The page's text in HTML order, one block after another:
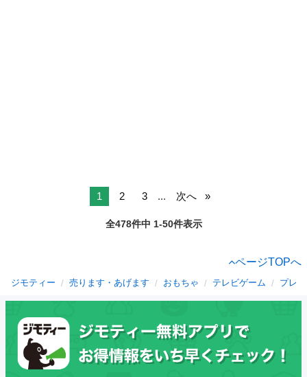
1 2 3 ... 次へ
全478件中 1-50件表示
ページTOPへ
ジモティー 売ります・あげます おもちゃ テレビゲーム プレ